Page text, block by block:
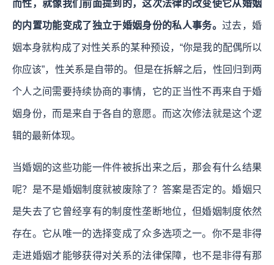
而性，就像我们前面提到的，这次法律的改变使它从婚姻
的内置功能变成了独立于婚姻身份的私人事务。 过去，婚
姻本身就构成了对性关系的某种预设，“你是我的配偶所以
你应该”，性关系是自带的。但是在拆解之后，性回归到两
个人之间需要持续协商的事情，它的正当性不再来自于婚
姻身份，而是来自于各自的意愿。而这次修法就是这个逻
辑的最新体现。
当婚姻的这些功能一件件被拆出来之后，那会有什么结果
呢？是不是婚姻制度就被废除了？答案是否定的。婚姻只
是失去了它曾经享有的制度性垄断地位，但婚姻制度依然
存在。它从唯一的选择变成了众多选项之一。你不是非得
走进婚姻才能够获得对关系的法律保障，也不是非得有那